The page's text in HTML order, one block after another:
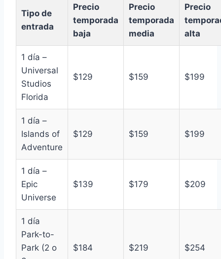
Tipo de
entrada
Precio
temporada
baja
Precio
temporada
media
Precio
alta
1 día –
Universal
Studios
Florida
$129 $159 $199
1 día –
Islands of
Adventure
$129 $159 $199
1 día –
Epic
Universe
$139 $179 $209
1 día
Park-to-
Park (2 o
$184 $219 $254